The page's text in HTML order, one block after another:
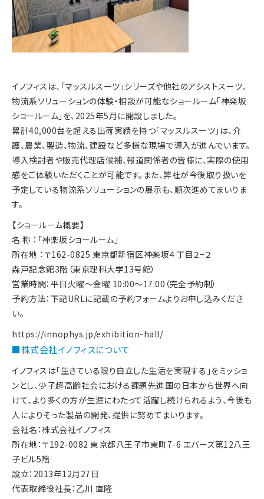
イノフィスは、「マッスルスーツ」シリーズや他社のアシストスーツ、
物流系ソリューションの体験・相談が可能なショールーム「神楽坂
ショールーム」を、2025年5月に開設しました。
累計40,000台を超える出荷実績を持つ「マッスルスーツ」は、介
護、農業、製造、物流、建設など多様な現場で導入が進んでいます。
導入検討者や販売代理店候補、報道関係者の皆様に、実際の使用
感をご体験いただくことが可能です。また、弊社が今後取り扱いを
予定している物流系ソリューションの展示も、順次進めてまいりま
す。
【ショールーム概要】
名 称 ：「神楽坂ショールーム」
所在地 ：〒162-0825 東京都新宿区神楽坂４丁目２−２
森戸記念館3階（東京理科大学13号館）
営業時間：平日火曜～金曜 10:00～17:00（完全予約制）
予約方法：下記URLに記載の予約フォームよりお申し込みくださ
い。
https://innophys.jp/exhibition-hall/
■株式会社イノフィスについて
イノフィスは「生きている限り自立した生活を実現する」をミッショ
ンとし、少子超高齢社会における課題先進国の日本から世界へ向
けて、より多くの方が生涯にわたって活躍し続けられるよう、今後も
人によりそった製品の開発、提供に努めてまいります。
会社名：株式会社イノフィス
所在地：〒192-0082 東京都八王子市東町7-6 エバーズ第12八王
子ビル5階
設立：2013年12月27日
代表取締役社長：乙川 直隆